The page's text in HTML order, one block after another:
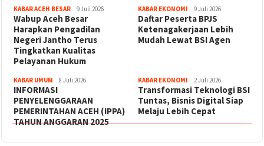
KABAR ACEH BESAR 9 Juli 2026
Wabup Aceh Besar
Harapkan Pengadilan
Negeri Jantho Terus
Tingkatkan Kualitas
Pelayanan Hukum
KABAR EKONOMI 9 Juli 2026
Daftar Peserta BPJS
Ketenagakerjaan Lebih
Mudah Lewat BSI Agen
KABAR UMUM 8 Juli 2026
INFORMASI
PENYELENGGARAAN
PEMERINTAHAN ACEH (IPPA)
TAHUN ANGGARAN 2025
KABAR EKONOMI 2 Juli 2026
Transformasi Teknologi BSI
Tuntas, Bisnis Digital Siap
Melaju Lebih Cepat